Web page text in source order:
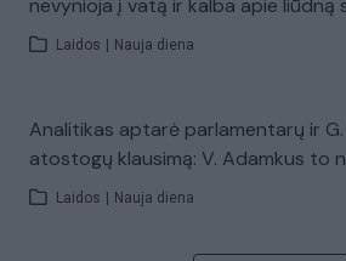
nevynioja į vatą ir kalba apie liūdną
Laidos Nauja diena
Analitikas aptarė parlamentarų ir
atostogų klausimą: V. Adamkus to
Laidos Nauja diena